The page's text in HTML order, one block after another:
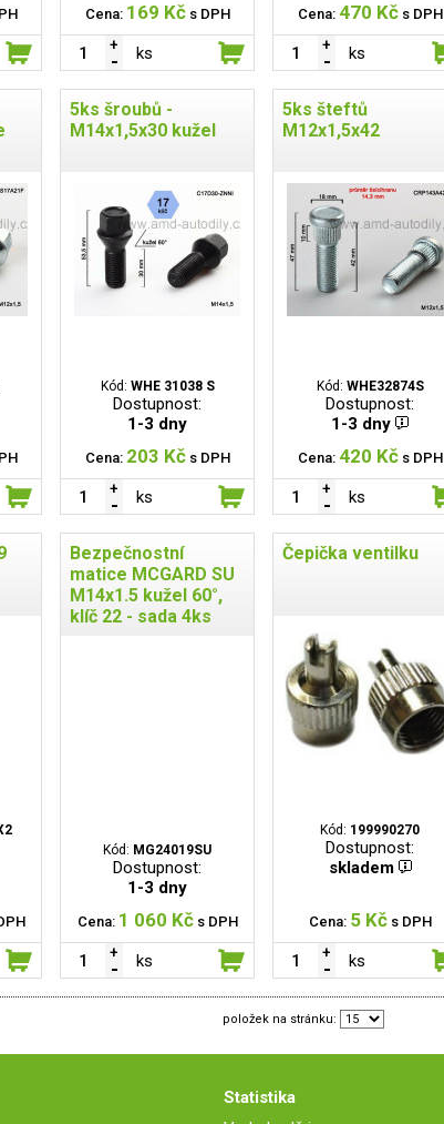
Cena: 169 Kčs DPH
ks
Cena: 470 Kčs DPH
ks
5ks šroubů -
M14x1,5x30 kužel
Kód: WHE 31038 S
Dostupnost:
1-3 dny
Cena: 203 Kčs DPH
ks
5ks šteftů
M12x1,5x42
Kód: WHE32874S
Dostupnost:
1-3 dny
Cena: 420 Kčs DPH
ks
Bezpečnostní
matice MCGARD SU
M14x1.5 kužel 60°,
klíč 22 - sada 4ks
Kód: MG24019SU
Dostupnost:
1-3 dny
Cena: 1 060 Kčs DPH
ks
Čepička ventilku
Kód: 199990270
Dostupnost:
skladem
Cena: 5 Kčs DPH
ks
položek na stránku:
Statistika